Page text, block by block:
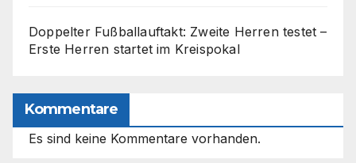
Doppelter Fußballauftakt: Zweite Herren testet –
Erste Herren startet im Kreispokal
Kommentare
Es sind keine Kommentare vorhanden.